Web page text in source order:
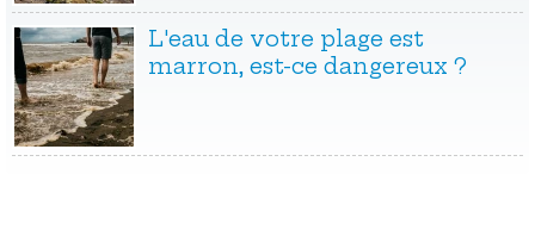
L'eau de votre plage est
marron, est-ce dangereux ?